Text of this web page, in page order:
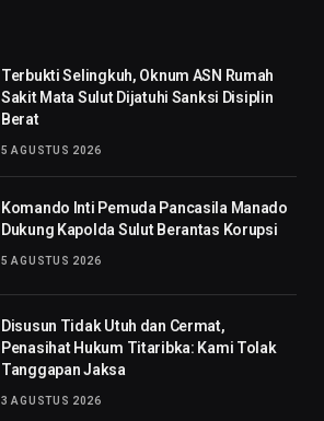
Terbukti Selingkuh, Oknum ASN Rumah
Sakit Mata Sulut Dijatuhi Sanksi Disiplin
Berat
5 AGUSTUS 2026
Komando Inti Pemuda Pancasila Manado
Dukung Kapolda Sulut Berantas Korupsi
5 AGUSTUS 2026
Disusun Tidak Utuh dan Cermat,
Penasihat Hukum Titaribka: Kami Tolak
Tanggapan Jaksa
3 AGUSTUS 2026